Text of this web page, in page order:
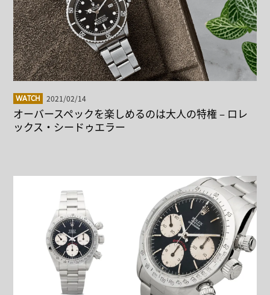
WATCH 2021/02/14
オーバースペックを楽しめるのは大人の特権 – ロレ
ックス・シードゥエラー